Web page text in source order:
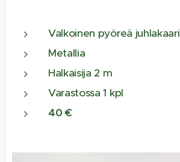
Valkoinen pyöreä juhlakaari
Metallia
Halkaisija 2 m
Varastossa 1 kpl
40 €